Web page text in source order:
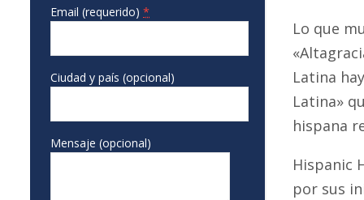
Email (requerido) *
Ciudad y país (opcional)
Mensaje (opcional)
Lo que
Latina
Latina»
hispana
Hispanic
por sus